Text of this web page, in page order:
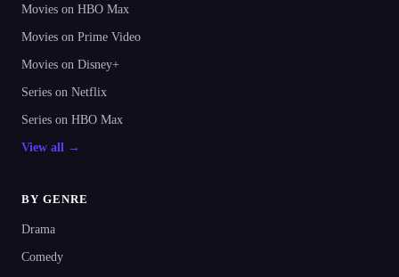
Movies on HBO Max
Movies on Prime Video
Movies on Disney+
Series on Netflix
Series on HBO Max
View all →
BY GENRE
Drama
Comedy